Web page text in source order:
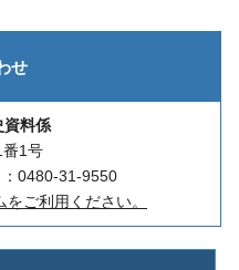
せ
資料係
1号
0480-31-9550
ご利用ください。